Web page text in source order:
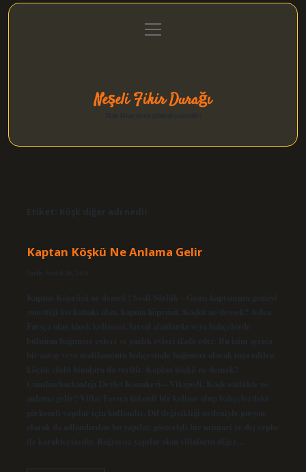
Gizlilik Politikası
menüyü
aç
Neşeli Fikir Durağı
Etiket: Köşk diğer adı nedir
Kaptan Köşkü Ne Anlama Gelir
Tarih: Aralık 20, 2024
Kaptan Köprüsü ne demek? Sesli Sözlük – Gemi kaptanının gemiyi
yönettiği üst kattaki alan, kaptan köprüsü. Köşkü ne demek? Aslen
Farsça olan kiosk kelimesi, kırsal alanlarda veya bahçelerde
bulunan bağımsız evleri ve yazlık evleri ifade eder. Bu isim ayrıca
bir saray veya malikanenin bahçesinde bağımsız olarak inşa edilen
küçük süslü binalara da verilir. Kaplan köşkü ne demek?
Cumhurbaşkanlığı Devlet Konukevi – Vikipedi. Köşk sözlükte ne
anlama gelir? Villa; Farsça kökenli bir kelime olup bahçelerdeki
görkemli yapılar için kullanılır. Dil değişikliği nedeniyle pavyon
olarak da adlandırılan bu yapılar, gösterişli bir mimari ve dış cephe
ile karakterizedir. Bağımsız yapılar olan villaların diğer…